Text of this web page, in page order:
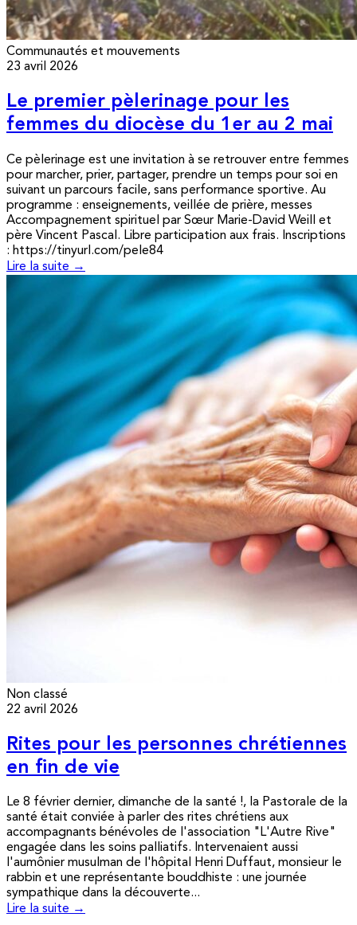
Communautés et mouvements
23 avril 2026
Le premier pèlerinage pour les
femmes du diocèse du 1er au 2 mai
Ce pèlerinage est une invitation à se retrouver entre femmes
pour marcher, prier, partager, prendre un temps pour soi en
suivant un parcours facile, sans performance sportive. Au
programme : enseignements, veillée de prière, messes
Accompagnement spirituel par Sœur Marie-David Weill et
père Vincent Pascal. Libre participation aux frais. Inscriptions
: https://tinyurl.com/pele84
Lire la suite →
Non classé
22 avril 2026
Rites pour les personnes chrétiennes
en fin de vie
Le 8 février dernier, dimanche de la santé !, la Pastorale de la
santé était conviée à parler des rites chrétiens aux
accompagnants bénévoles de l'association "L'Autre Rive"
engagée dans les soins palliatifs. Intervenaient aussi
l'aumônier musulman de l'hôpital Henri Duffaut, monsieur le
rabbin et une représentante bouddhiste : une journée
sympathique dans la découverte...
Lire la suite →